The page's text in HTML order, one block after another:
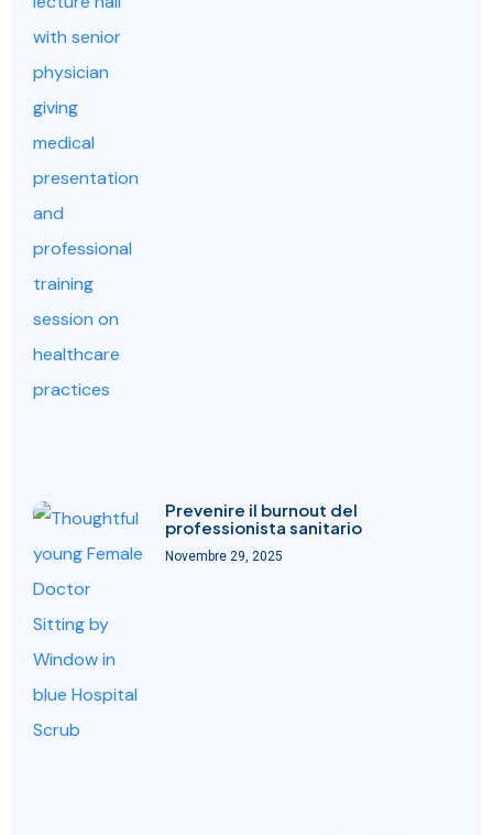
Prevenire il burnout del
professionista sanitario
Novembre 29, 2025